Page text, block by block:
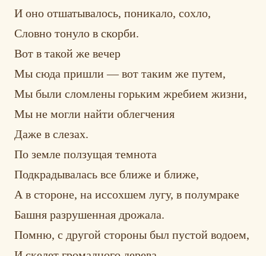
И оно отшатывалось, поникало, сохло,
Словно тонуло в скорби.
Вот в такой же вечер
Мы сюда пришли — вот таким же путем,
Мы были сломлены горьким жребием жизни,
Мы не могли найти облегчения
Даже в слезах.
По земле ползущая темнота
Подкрадывалась все ближе и ближе,
А в стороне, на иссохшем лугу, в полумраке
Башня разрушенная дрожала.
Помню, с другой стороны был пустой водоем,